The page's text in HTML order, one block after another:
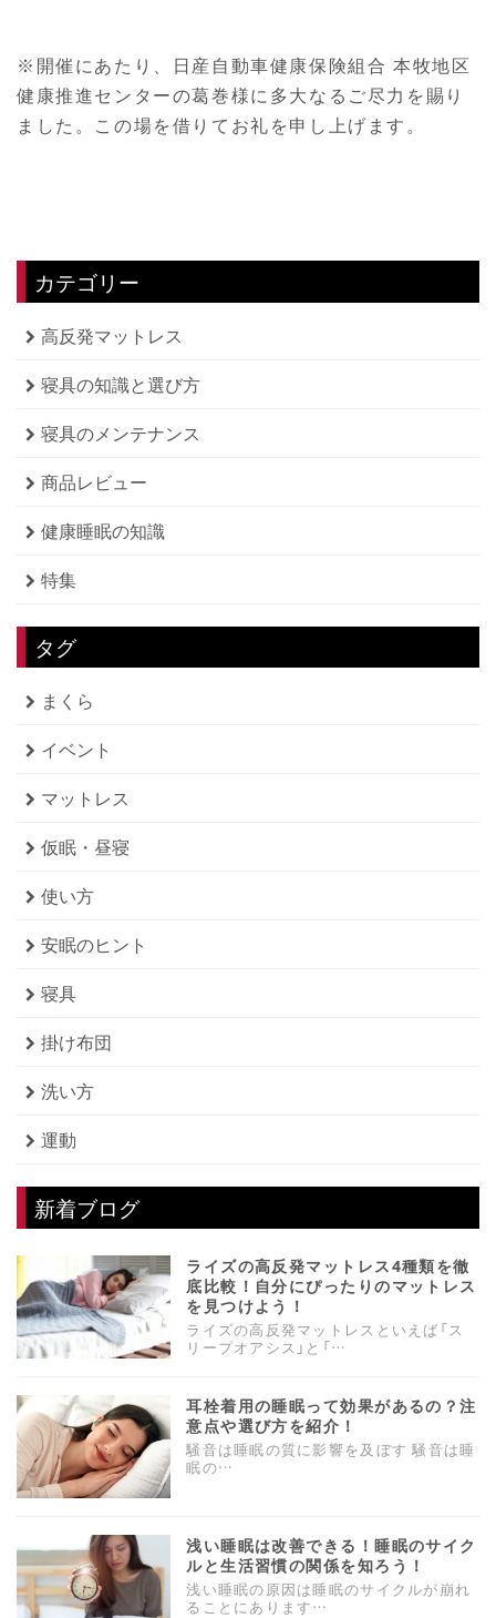
※開催にあたり、日産自動車健康保険組合 本牧地区
健康推進センターの葛巻様に多大なるご尽力を賜り
ました。この場を借りてお礼を申し上げます。
カテゴリー
高反発マットレス
寝具の知識と選び方
寝具のメンテナンス
商品レビュー
健康睡眠の知識
特集
タグ
まくら
イベント
マットレス
仮眠・昼寝
使い方
安眠のヒント
寝具
掛け布団
洗い方
運動
新着ブログ
ライズの高反発マットレス4種類を徹
底比較！自分にぴったりのマットレス
を見つけよう！
ライズの高反発マットレスといえば「ス
リープオアシス」と「…
耳栓着用の睡眠って効果があるの？注
意点や選び方を紹介！
騒音は睡眠の質に影響を及ぼす 騒音は睡
眠の…
浅い睡眠は改善できる！睡眠のサイク
ルと生活習慣の関係を知ろう！
浅い睡眠の原因は睡眠のサイクルが崩れ
ることにあります…